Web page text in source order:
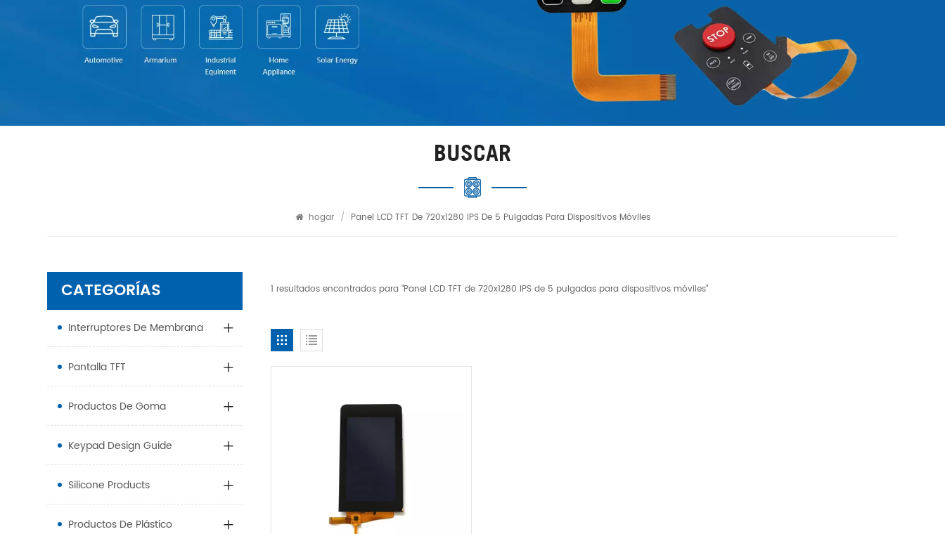
BUSCAR
hogar / Panel LCD TFT De 720x1280 IPS De 5 Pulgadas Para Dispositivos Móviles
1 resultados encontrados para "Panel LCD TFT de 720x1280 IPS de 5 pulgadas para dispositivos móviles"
CATEGORÍAS
Interruptores De Membrana
Pantalla TFT
Productos De Goma
Keypad Design Guide
Silicone Products
Productos De Plástico